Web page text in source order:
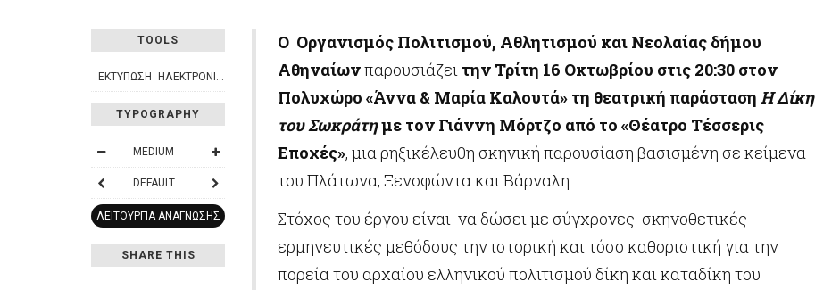
TOOLS
ΕΚΤΎΠΩΣΗ ΗΛΕΚΤΡΟΝΙΚΌ ΤΑΧΥΔΡΟΜΕΊΟ
TYPOGRAPHY
MEDIUM
DEFAULT
ΛΕΙΤΟΥΡΓΊΑ ΑΝΆΓΝΩΣΗΣ
SHARE THIS
Ο Οργανισμός Πολιτισμού, Αθλητισμού και Νεολαίας δήμου
Αθηναίωνπαρουσιάζει την Τρίτη 16 Οκτωβρίου στις 20:30 στον
Πολυχώρο «Άννα & Μαρία Καλουτά» τη θεατρική παράσταση Η Δίκη
του Σωκράτημε τον Γιάννη Μόρτζο από το «Θέατρο Τέσσερις
Εποχές», μια ρηξικέλευθη σκηνική παρουσίαση βασισμένη σε κείμενα
του Πλάτωνα, Ξενοφώντα και Βάρναλη.
Στόχος του έργου είναι να δώσει με σύγχρονες σκηνοθετικές -
ερμηνευτικές μεθόδους την ιστορική και τόσο καθοριστική για την
πορεία του αρχαίου ελληνικού πολιτισμού δίκη και καταδίκη του